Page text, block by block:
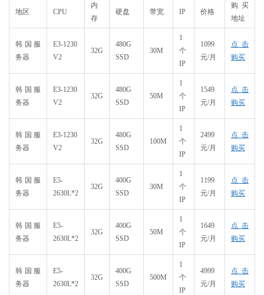
​地区 CPU
内
存
硬盘 带宽 IP 价格
购买
地址
韩国服
务器
E3-1230
V2
32G
480G
SSD
30M
1
个
IP
1099
元/月
点击
购买
韩国服
务器
E3-1230
V2
32G
480G
SSD
50M
1
个
IP
1549
元/月
点击
购买
韩国服
务器
E3-1230
V2
32G
480G
SSD
100M
1
个
IP
2499
元/月
点击
购买
韩国服
务器
E5-
2630L*2
32G
400G
SSD
30M
1
个
IP
1199
元/月
点击
购买
韩国服
务器
E5-
2630L*2
32G
400G
SSD
50M
1
个
IP
1649
元/月
点击
购买
韩国服
务器
E5-
2630L*2
32G
400G
SSD
500M
1
个
IP
4999
元/月
点击
购买